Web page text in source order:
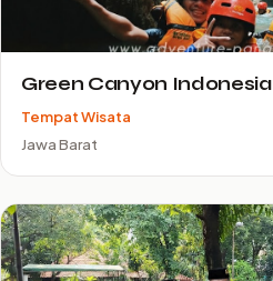
Green Canyon Indonesia
Tempat Wisata
Jawa Barat